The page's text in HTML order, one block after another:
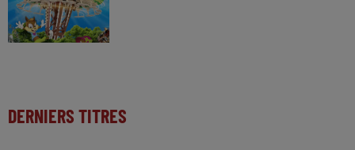
DERNIERS TITRES